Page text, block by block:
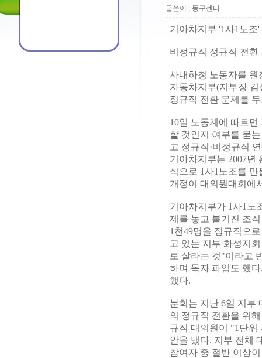
글쓴이 : 동구센터
기아차지부 '1사1노조
비정규직 정규직 전
사내하청 노동자를
자동차지부(지부장
정규직 전환 문제를
10일 노동계에 따르
할 것인지 여부를 묻
고 정규직·비정규직
기아차지부는 2007년
식으로 1사1노조를
개정이 대의원대회에
기아차지부가 1사1노
제를 놓고 불거진 조
1천49명을 정규직으
고 있는 지부 화성지
로 살라는 것"이라고
하며 독자 파업도 했
했다.
분회는 지난 6일 지부
의 정규직 전환을 위
규직 대의원이 "1단위
안을 냈다. 지부 전체
참여자 중 절반 이상